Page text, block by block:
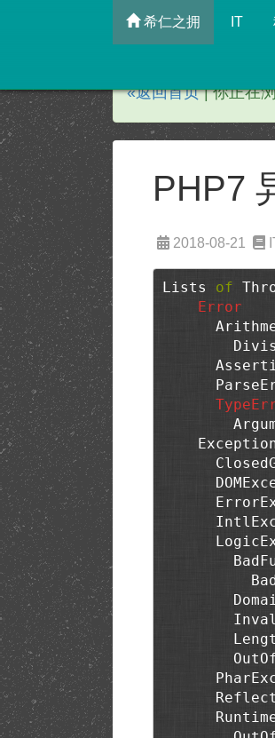
希仁之拥 IT
«返回首页| 你正在
PHP7
2018-08-21
Lists of
Error